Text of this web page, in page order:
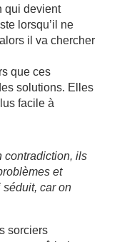
qui devient
lorsqu’il ne
il va chercher
que ces
solutions. Elles
facile à
contradiction, ils
et
séduit, car on
sorciers